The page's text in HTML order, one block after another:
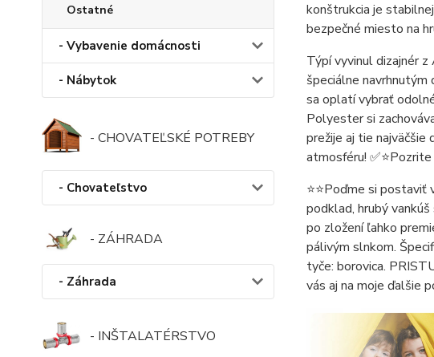
Ostatné
- Vybavenie domácnosti
- Nábytok
- CHOVATEĽSKÉ POTREBY
- Chovateľstvo
- ZÁHRADA
- Záhrada
- INŠTALATÉRSTVO
konštrukcia je
bezpečné miesto na
Týpí vyvinul dizajnér
špeciálne navrhnutým
sa oplatí vybrať
Polyester si
prežije aj tie
atmosféru!
⭐️⭐️Poďme si
podklad, hrubý
po zložení ľahko
pálivým slnkom.
tyče: borovica.
vás aj na moje ďalšie